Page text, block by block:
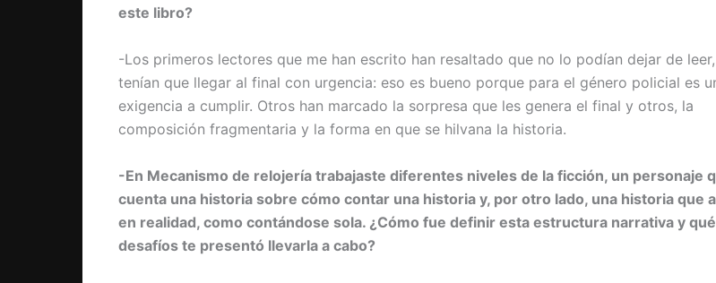
este libro?
-Los primeros lectores que me han escrito han resaltado que no lo podían dejar de
tenían que llegar al final con urgencia: eso es bueno porque para el género policial es
exigencia a cumplir. Otros han marcado la sorpresa que les genera el final y otros, la
composición fragmentaria y la forma en que se hilvana la historia.
-En Mecanismo de relojería trabajaste diferentes niveles de la ficción, un personaje
cuenta una historia sobre cómo contar una historia y, por otro lado, una historia que
en realidad, como contándose sola. ¿Cómo fue definir esta estructura narrativa y qué
desafíos te presentó llevarla a cabo?